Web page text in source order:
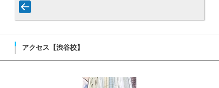
アクセス【渋谷校】